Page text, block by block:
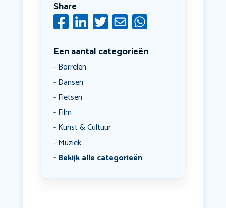
Share
Een aantal categorieën
Borrelen
Dansen
Fietsen
Film
Kunst & Cultuur
Muziek
Bekijk alle categorieën